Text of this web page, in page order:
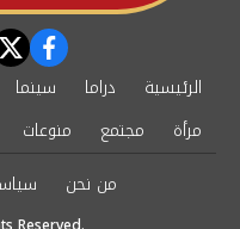
الرئيسية دراما سينما
مرأة
مجتمع
منوعات
من نحن